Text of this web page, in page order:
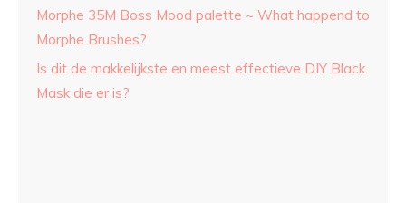
Morphe 35M Boss Mood palette ~ What happend to
Morphe Brushes?
Is dit de makkelijkste en meest effectieve DIY Black
Mask die er is?